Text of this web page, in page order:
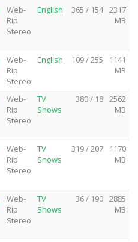
Web-
Rip
Stereo
English 365 / 154
2317
MB
Web-
Rip
Stereo
English 109 / 255
1141
MB
Web-
Rip
Stereo
TV
Shows
380 / 18
2562
MB
Web-
Rip
Stereo
TV
Shows
319 / 207
1170
MB
Web-
Rip
Stereo
TV
Shows
36 / 190
2885
MB